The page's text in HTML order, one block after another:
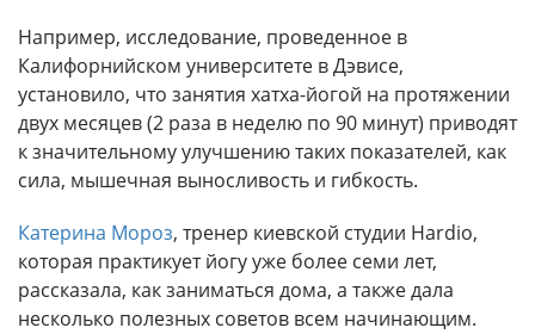
Например, исследование, проведенное в
Калифорнийском университете в Дэвисе,
установило, что занятия хатха-йогой на протяжении
двух месяцев (2 раза в неделю по 90 минут) приводят
к значительному улучшению таких показателей, как
сила, мышечная выносливость и гибкость.
Катерина Мороз, тренер киевской студии Hardio,
которая практикует йогу уже более семи лет,
рассказала, как заниматься дома, а также дала
несколько полезных советов всем начинающим.